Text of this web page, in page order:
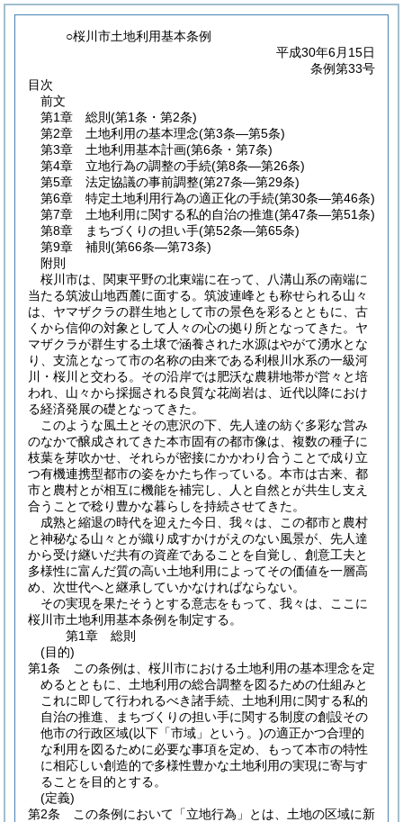
○桜川市土地利用基本条例
平成30年6月15日
条例第33号
目次
前文
第1章
総則 (第1条・第2条)
第2章
土地利用の基本理念(第3条―第5条)
第3章
土地利用基本計画(第6条・第7条)
第4章
立地行為の調整の手続(第8条―第26条)
第5章
法定協議の事前調整(第27条―第29条)
第6章
特定土地利用行為の適正化の手続(第30条―第46条)
第7章
土地利用に関する私的自治の推進(第47条―第51条)
第8章
まちづくりの担い手(第52条―第65条)
第9章
補則 (第66条―第73条)
附則
桜川市は、関東平野の北東端に在って、八溝山系の南端に
当たる筑波山地西麓に面する。筑波連峰とも称せられる山々
は、ヤマザクラの群生地として市の景色を彩るとともに、古
くから信仰の対象として人々の心の拠り所となってきた。ヤ
マザクラが群生する土壌で涵養された水源はやがて湧水とな
り、支流となって市の名称の由来である利根川水系の一級河
川・桜川と交わる。その沿岸では肥沃な農耕地帯が営々と培
われ、山々から採掘される良質な花崗岩は、近代以降におけ
る経済発展の礎となってきた。
このような風土とその恵沢の下、先人達の紡ぐ多彩な営み
のなかで醸成されてきた本市固有の都市像は、複数の種子に
枝葉を芽吹かせ、それらが密接にかかわり合うことで成り立
つ有機連携型都市の姿をかたち作っている。本市は古来、都
市と農村とが相互に機能を補完し、人と自然とが共生し支え
合うことで稔り豊かな暮らしを持続させてきた。
成熟と縮退の時代を迎えた今日、我々は、この都市と農村
と神秘なる山々とが織り成すかけがえのない風景が、先人達
から受け継いだ共有の資産であることを自覚し、創意工夫と
多様性に富んだ質の高い土地利用によってその価値を一層高
め、次世代へと継承していかなければならない。
その実現を果たそうとする意志をもって、我々は、ここに
桜川市土地利用基本条例を制定する。
第1章
総則
(目的)
第1条
この条例は、桜川市における土地利用の基本理念を定
めるとともに、土地利用の総合調整を図るための仕組みと
これに即して行われるべき諸手続、土地利用に関する私的
自治の推進、まちづくりの担い手に関する制度の創設その
他市の行政区域(以下「市域」という。)の適正かつ合理的
な利用を図るために必要な事項を定め、もって本市の特性
に相応しい創造的で多様性豊かな土地利用の実現に寄与す
ることを目的とする。
(定義)
第2条
この条例において「立地行為」とは、土地の区域に新